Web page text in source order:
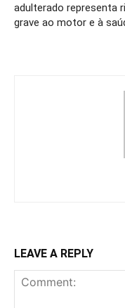
adulterado representa
grave ao motor e à
LEAVE A REPLY